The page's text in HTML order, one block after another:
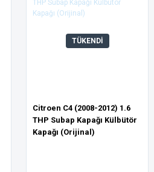
TÜKENDİ
Citroen C4 (2008-2012) 1.6
THP Subap Kapağı Külbütör
Kapağı (Orijinal)